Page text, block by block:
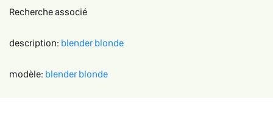
Recherche associé
description: blender blonde
modèle: blender blonde